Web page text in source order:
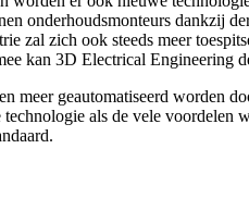
onderhoudsmonteurs dankzij
zal zich ook steeds meer
kan 3D Electrical Engineering
meer geautomatiseerd worden
als de vele